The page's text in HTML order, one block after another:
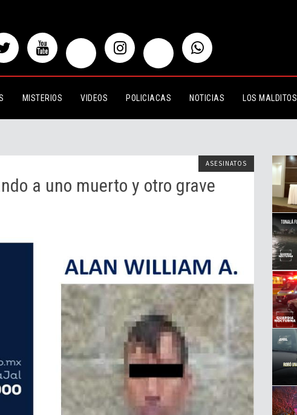
MISTERIOS VIDEOS POLICIACAS NOTICIAS LOS MALDITOS
muerto y otro grave
ASESINATOS
a uno muerto y otro grave